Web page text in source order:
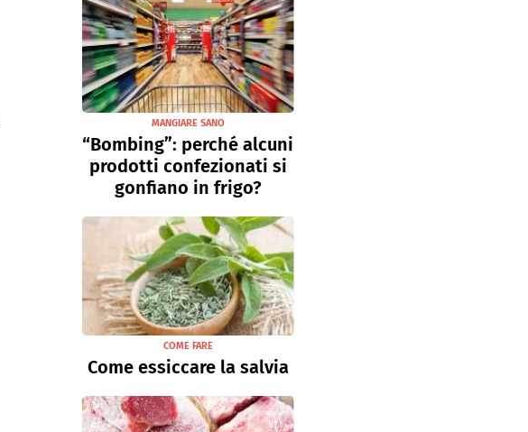
MANGIARE SANO
“Bombing”: perché alcuni
prodotti confezionati si
gonfiano in frigo?
COME FARE
Come essiccare la salvia